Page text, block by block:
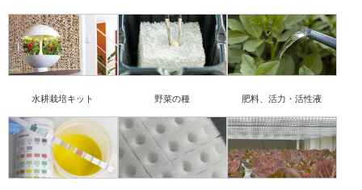
水耕栽培キット 野菜の種 肥料、活力・活性液